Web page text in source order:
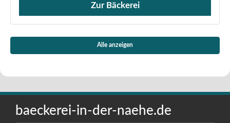
Verkauf von Brötchen,
Zur Bäckerei
Alle anzeigen
baeckerei-in-der-naehe.de